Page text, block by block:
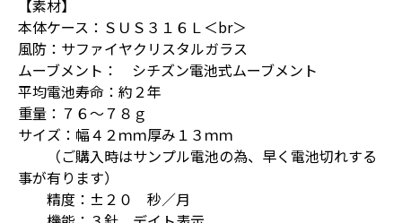
【素材】
本体ケース：ＳＵＳ３１６Ｌ＜br＞
風防：サファイヤクリスタルガラス
ムーブメント： シチズン電池式ムーブメント
平均電池寿命：約２年
重量：７６～７８ｇ
サイズ：幅４２ｍｍ厚み１３ｍｍ
（ご購入時はサンプル電池の為、早く電池切れする
事が有ります）
精度：±２０ 秒／月